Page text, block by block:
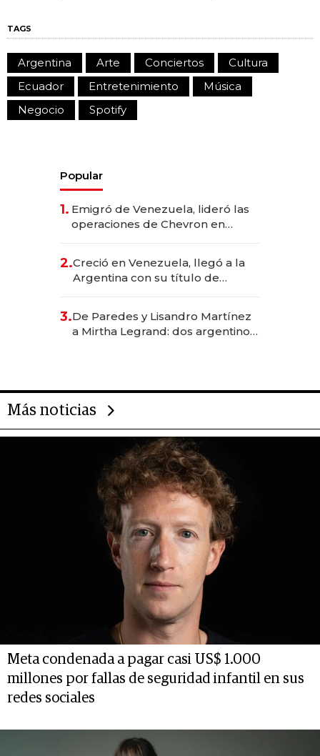
TAGS
Argentina Arte Conciertos
Cultura
Ecuador
Entretenimiento
Música
Negocio
Spotify
Popular
1. Emigró de Venezuela, lideró las
operaciones de Chevron en
2.Creció en Venezuela, llegó a la
Argentina con su título de
las marcas "fast premium"
3.De Paredes y Lisandro Martínez
a Mirtha Legrand: dos argentinos
Más noticias
Meta condenada a pagar casi US$ 1.000
millones por fallas de seguridad infantil en sus
redes sociales